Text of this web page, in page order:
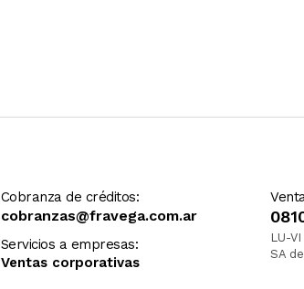
Cobranza de créditos:
cobranzas@fravega.com.ar
Servicios a empresas:
Ventas corporativas
LU-
SA